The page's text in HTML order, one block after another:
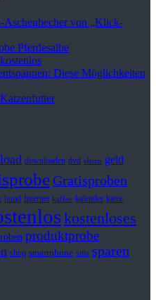
Aschenbecher von „Klick-
Pferdesalbe
Diese Möglichkeiten
downloaden dvd eltern geld
Gratisproben
hund Internet kaffee kalender katze
kostenloses
produktprobe
shop smartphone sms sparen